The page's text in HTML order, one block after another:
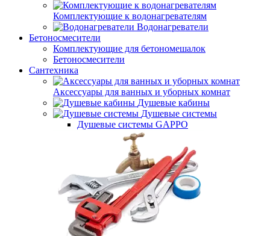
Комплектующие к водонагревателям
Водонагреватели
Бетоносмесители
Комплектующие для бетономешалок
Бетоносмесители
Сантехника
Аксессуары для ванных и уборных комнат
Душевые кабины
Душевые системы
Душевые системы GAPPO